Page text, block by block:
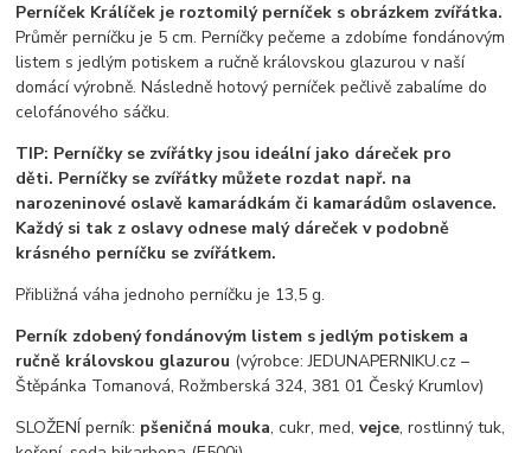
Perníček Králíček je roztomilý perníček s obrázkem zvířátka.
Průměr perníčku je 5 cm. Perníčky pečeme a zdobíme fondánovým
listem s jedlým potiskem a ručně královskou glazurou v naší
domácí výrobně. Následně hotový perníček pečlivě zabalíme do
celofánového sáčku.
TIP: Perníčky se zvířátky jsou ideální jako dáreček pro
děti. Perníčky se zvířátky můžete rozdat např. na
narozeninové oslavě kamarádkám či kamarádům oslavence.
Každý si tak z oslavy odnese malý dáreček v podobně
krásného perníčku se zvířátkem.
Přibližná váha jednoho perníčku je 13,5 g.
Perník zdobený fondánovým listem s jedlým potiskem a
ručně královskou glazurou (výrobce: JEDUNAPERNIKU.cz –
Štěpánka Tomanová, Rožmberská 324, 381 01 Český Krumlov)
SLOŽENÍ perník: pšeničná mouka, cukr, med,vejce, rostlinný tuk,